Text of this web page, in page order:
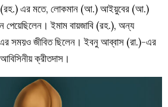
(রহ.) এর মতে, লোকমান (আ.) আইয়ুবের (আ.)
পেয়েছিলেন। ইমাম বায়জাবি (রহ.), অন্য
সময়ও জীবিত ছিলেন। ইবনু আব্বাস (রা.)-এর
ক্রীতদাস।